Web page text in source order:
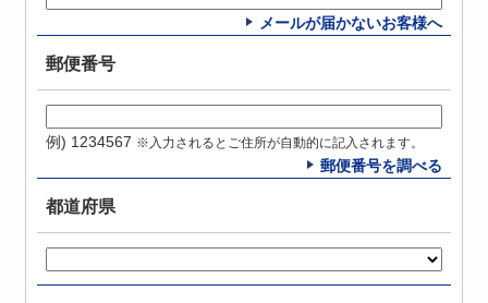
メールが届かないお客様へ
郵便番号
例) 1234567 ※入力されるとご住所が自動的に記入されます。
郵便番号を調べる
都道府県